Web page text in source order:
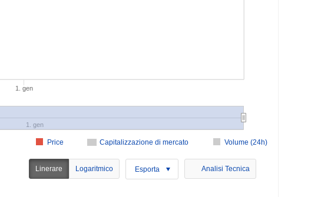
Capitalizzazione di mercato Volume (24h)
Price
1. gen
1. gen
Linerare Logaritmico Esporta Analisi Tecnica